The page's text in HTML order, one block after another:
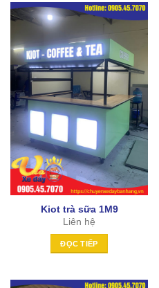
Kiot trà sữa 1M9
Liên hệ
ĐỌC TIẾP